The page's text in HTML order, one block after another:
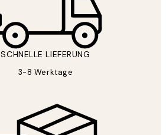
SCHNELLE LIEFERUNG
3-8 Werktage